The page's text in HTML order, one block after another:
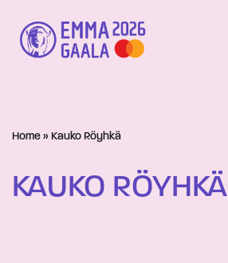
Siirry
suoraan
Home » Kauko Röyhkä
KAUKO RÖYHKÄ